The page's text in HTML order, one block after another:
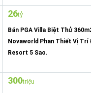
26tỷ
Bán PGA Villa Biệt Thử
Novaworld Phan Thiết Vị Trí
Resort 5 Sao.
300triệu